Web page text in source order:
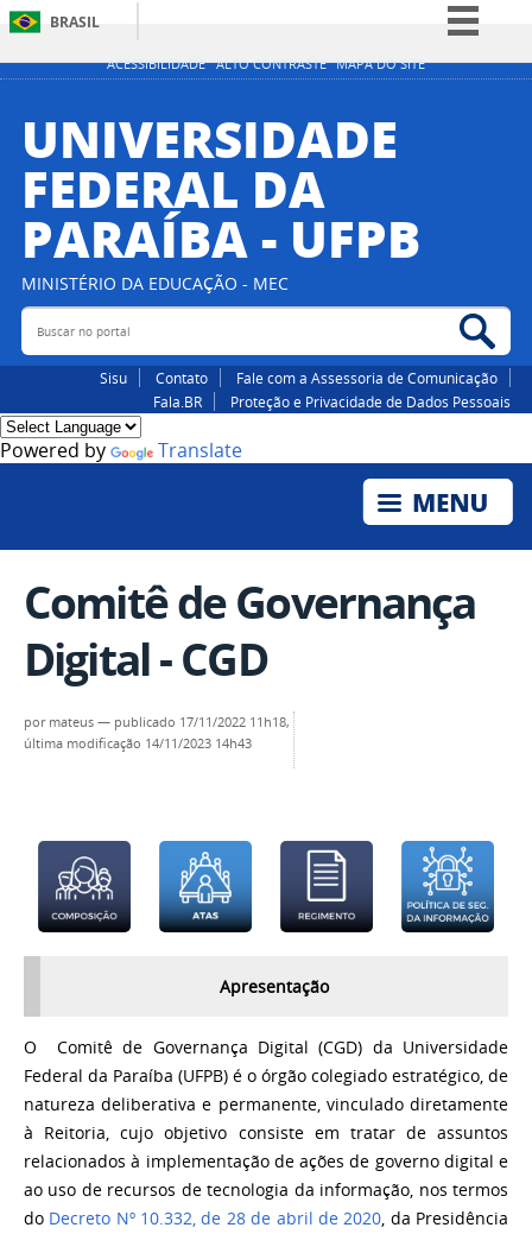
ACESSIBILIDADE ALTO CONTRASTE MAPA DO SITE
BRASIL
Simplifique!
Participe
Acesso à informação
Canais
UNIVERSIDADE
FEDERAL DA
PARAÍBA - UFPB
MINISTÉRIO DA EDUCAÇÃO - MEC
Buscar no portal
Sisu Contato
Fale com a Assessoria de Comunicação
Fala.BR
Proteção e Privacidade de Dados Pessoais
Powered by Translate
Comitê de Governança
Digital - CGD
por mateus — publicado 17/11/2022 11h18,
última modificação 14/11/2023 14h43
Apresentação
O Comitê de Governança Digital (CGD) da Universidade
Federal da Paraíba (UFPB) é o órgão colegiado estratégico, de
natureza deliberativa e permanente, vinculado diretamente
à Reitoria, cujo objetivo consiste em tratar de assuntos
relacionados à implementação de ações de governo digital e
ao uso de recursos de tecnologia da informação, nos termos
do Decreto Nº 10.332, de 28 de abril de 2020, da Presidência